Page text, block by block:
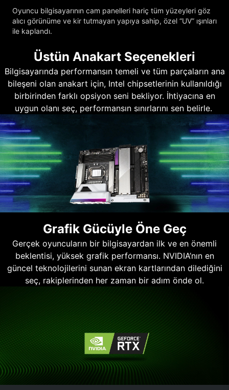
Oyuncu bilgisayarının cam panelleri hariç tüm yüzeyleri göz
alıcı görünüme ve kir tutmayan yapıya sahip, özel “UV” ışınları
ile kaplandı.
Üstün Anakart Seçenekleri
Bilgisayarında performansın temeli ve tüm parçaların ana
bileşeni olan anakart için, Intel chipsetlerinin kullanıldığı
birbirinden farklı opsiyon seni bekliyor. İhtiyacına en
uygun olanı seç, performansın sınırlarını sen belirle.
Grafik Gücüyle Öne Geç
Gerçek oyuncuların bir bilgisayardan ilk ve en önemli
beklentisi, yüksek grafik performansı. NVIDIA’nın en
güncel teknolojilerini sunan ekran kartlarından dilediğini
seç, rakiplerinden her zaman bir adım önde ol.